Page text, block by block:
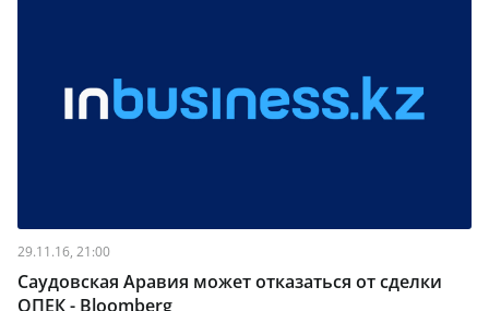
29.11.16, 21:00
Саудовская Аравия может отказаться от сделки
ОПЕК - Bloomberg